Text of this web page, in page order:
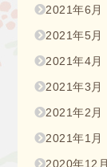
2021年6月
2021年5月
2021年4月
2021年3月
2021年2月
2021年1月
2020年12月